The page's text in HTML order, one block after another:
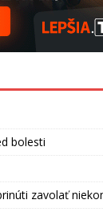
bolesti
zavolať